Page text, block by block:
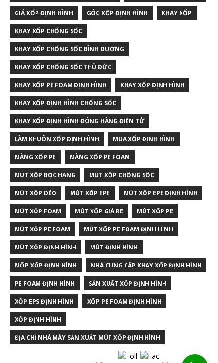
GIÁ XỐP ĐỊNH HÌNH GÓC XỐP ĐỊNH HÌNH KHAY XỐP
KHAY XỐP CHỐNG SỐC
KHAY XỐP CHỐNG SỐC BÌNH DƯƠNG
KHAY XỐP CHỐNG SỐC THỦ ĐỨC
KHAY XỐP PE FOAM ĐỊNH HÌNH KHAY XỐP ĐỊNH HÌNH
KHAY XỐP ĐỊNH HÌNH CHỐNG SỐC
KHAY XỐP ĐỊNH HÌNH ĐÓNG HÀNG ĐIỆN TỬ
LÀM KHUÔN XỐP ĐỊNH HÌNH MUA XỐP ĐỊNH HÌNH
MÀNG XỐP PE MÀNG XỐP PE FOAM
MÚT XỐP BỌC HÀNG MÚT XỐP CHỐNG SỐC
MÚT XỐP DẺO MÚT XỐP EPE MÚT XỐP EPE ĐỊNH HÌNH
MÚT XỐP FOAM MÚT XỐP GIÁ RE MÚT XỐP PE
MÚT XỐP PE FOAM MÚT XỐP PE FOAM ĐỊNH HÌNH
MÚT XỐP ĐỊNH HÌNH MÚT ĐỊNH HÌNH
MỐP XỐP ĐỊNH HÌNH NHÀ CUNG CẤP KHAY XỐP ĐỊNH HÌNH
PE FOAM ĐỊNH HÌNH SẢN XUẤT XỐP ĐỊNH HÌNH
XỐP EPS ĐỊNH HÌNH XỐP PE FOAM ĐỊNH HÌNH
XỐP ĐỊNH HÌNH
ĐỊA CHỈ NHÀ MÁY SẢN XUẤT MÚT XỐP ĐỊNH HÌNH